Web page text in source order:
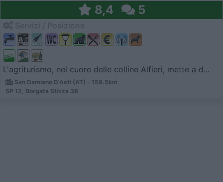
8,4 5
L'agriturismo, nel cuore delle colline Alfieri, mette a d...
San Damiano D'Asti (AT) - 159.5km
SP 12, Borgata Stizza 38